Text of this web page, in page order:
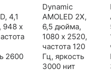
4,1
948 x
2600
Dynamic
AMOLED 2X,
6,5 дюйма,
1080 x 2520,
частота 120
Гц, яркость
3000 нит